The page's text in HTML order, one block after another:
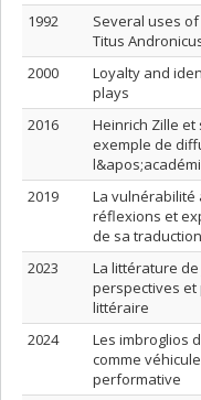
1992
Several uses
Titus
2000
Loyalty and
plays
2016
Heinrich Zille
exemple de
2019
La vulnérabilité
réflexions et
de sa
2023
La littérature
perspectives
littéraire
2024
Les imbroglios
comme
performative